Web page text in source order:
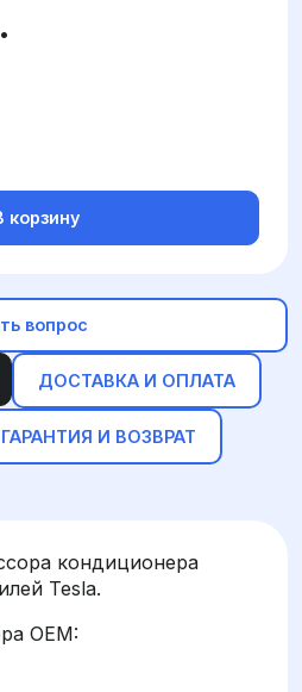
ДОСТАВКА И ОПЛАТА
ГАРАНТИЯ И ВОЗВРАТ
кондиционера
Tesla.
OEM:
корзину
вопрос